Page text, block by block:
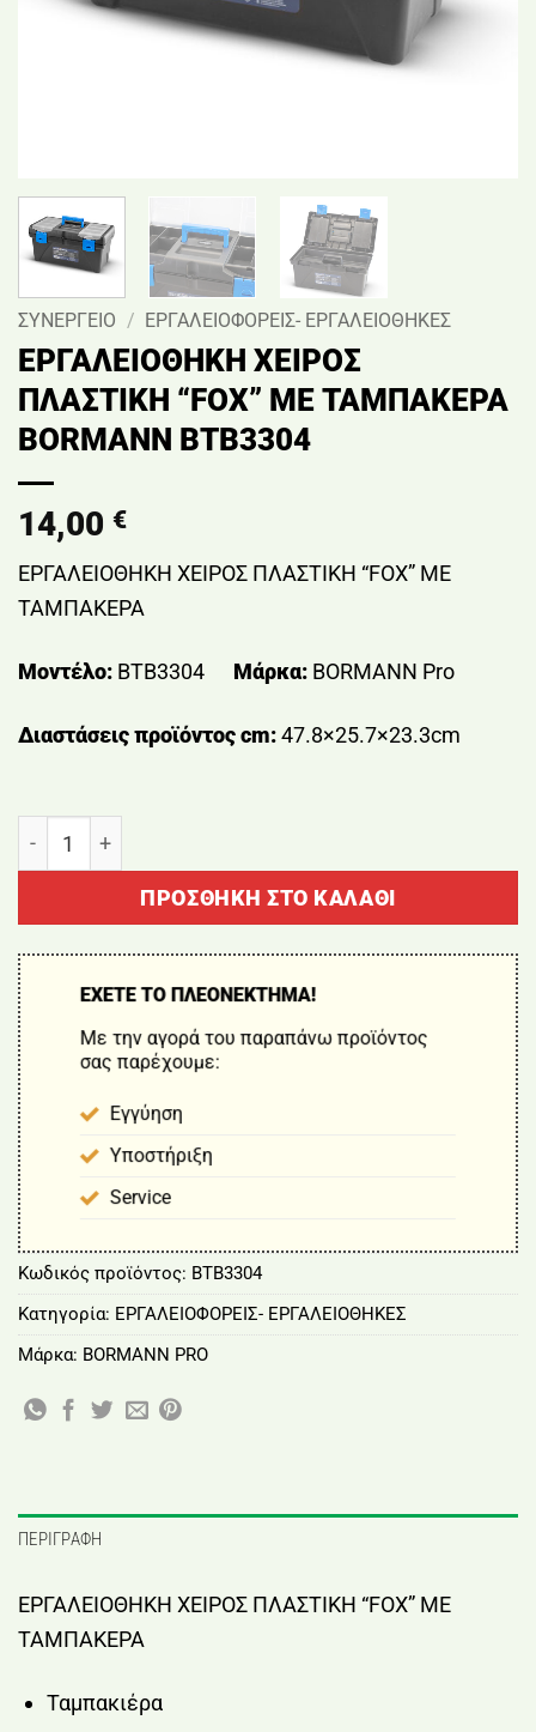
ΣΥΝΕΡΓΕΙΟ / ΕΡΓΑΛΕΙΟΦΟΡΕΙΣ- ΕΡΓΑΛΕΙΟΘΗΚΕΣ
ΕΡΓΑΛΕΙΟΘΗΚΗ ΧΕΙΡΟΣ
ΠΛΑΣΤΙΚΗ “FOX” ΜΕ ΤΑΜΠΑΚΕΡΑ
BORMANN BTB3304
14,00 €
ΕΡΓΑΛΕΙΟΘΗΚΗ ΧΕΙΡΟΣ ΠΛΑΣΤΙΚΗ “FOX” ΜΕ
ΤΑΜΠΑΚΕΡΑ
Μοντέλο: BTB3304 Μάρκα: BORMANN Pro
Διαστάσεις προϊόντος cm:47.8×25.7×23.3cm
ΠΡΟΣΘΉΚΗ ΣΤΟ ΚΑΛΆΘΙ
ΕΧΕΤΕ ΤΟ ΠΛΕΟΝΕΚΤΗΜΑ!
Με την αγορά του παραπάνω προϊόντος
σας παρέχουμε:
Εγγύηση
Υποστήριξη
Service
Κωδικός προϊόντος: BTB3304
Κατηγορία: ΕΡΓΑΛΕΙΟΦΟΡΕΙΣ- ΕΡΓΑΛΕΙΟΘΗΚΕΣ
Μάρκα: BORMANN PRO
ΠΕΡΙΓΡΑΦΉ
ΕΡΓΑΛΕΙΟΘΗΚΗ ΧΕΙΡΟΣ ΠΛΑΣΤΙΚΗ “FOX” ΜΕ
ΤΑΜΠΑΚΕΡΑ
Ταμπακιέρα